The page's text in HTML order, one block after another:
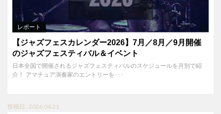
レポート
【ジャズフェスカレンダー2026】7月／8月／9月開催
のジャズフェスティバル＆イベント
日本全国で開催されるジャズフェスティバルのスケジュールを月別で紹
介！ アマチュア演奏家のエントリーを･･･
投稿日 : 2026.04.21